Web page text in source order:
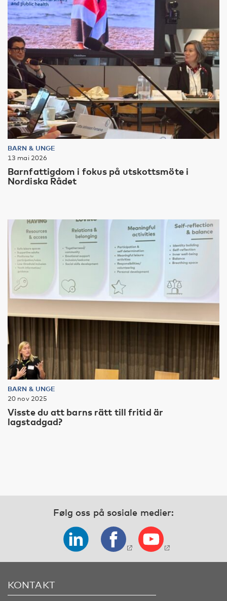
BARN & UNGE
13 mai 2026
Barnfattigdom i fokus på utskottsmöte i
Nordiska Rådet
BARN & UNGE
20 nov 2025
Visste du att barns rätt till fritid är
lagstadgad?
Følg oss på sosiale medier:
KONTAKT